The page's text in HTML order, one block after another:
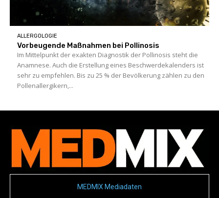
ALLERGOLOGIE
Vorbeugende ­Maßnahmen bei Pollinosis
Im Mittelpunkt der exakten Diagnostik der Pollinosis steht die
Anamnese. Auch die Erstellung eines Beschwerdekalenders ist
sehr zu empfehlen. Bis zu 25 % der Bevölkerung zählen zu den
Pollenallergikern,...
MEDMIX Mediadaten